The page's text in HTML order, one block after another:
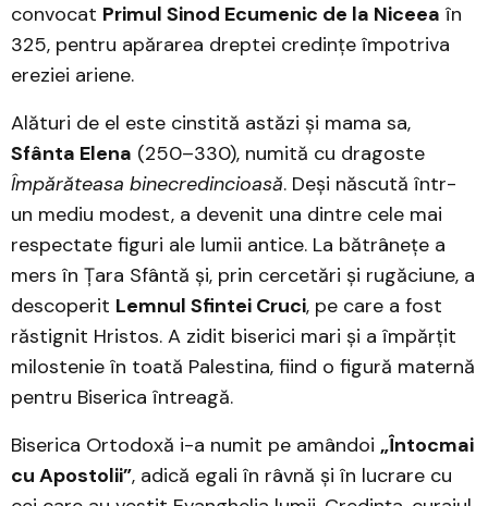
convocat Primul Sinod Ecumenic de la Niceea în
325, pentru apărarea dreptei credințe împotriva
ereziei ariene.
Alături de el este cinstită astăzi și mama sa,
Sfânta Elena (250–330), numită cu dragoste
Împărăteasa binecredincioasă. Deși născută într-
un mediu modest, a devenit una dintre cele mai
respectate figuri ale lumii antice. La bătrânețe a
mers în Țara Sfântă și, prin cercetări și rugăciune, a
descoperit Lemnul Sfintei Cruci, pe care a fost
răstignit Hristos. A zidit biserici mari și a împărțit
milostenie în toată Palestina, fiind o figură maternă
pentru Biserica întreagă.
Biserica Ortodoxă i-a numit pe amândoi „Întocmai
cu Apostolii”, adică egali în râvnă și în lucrare cu